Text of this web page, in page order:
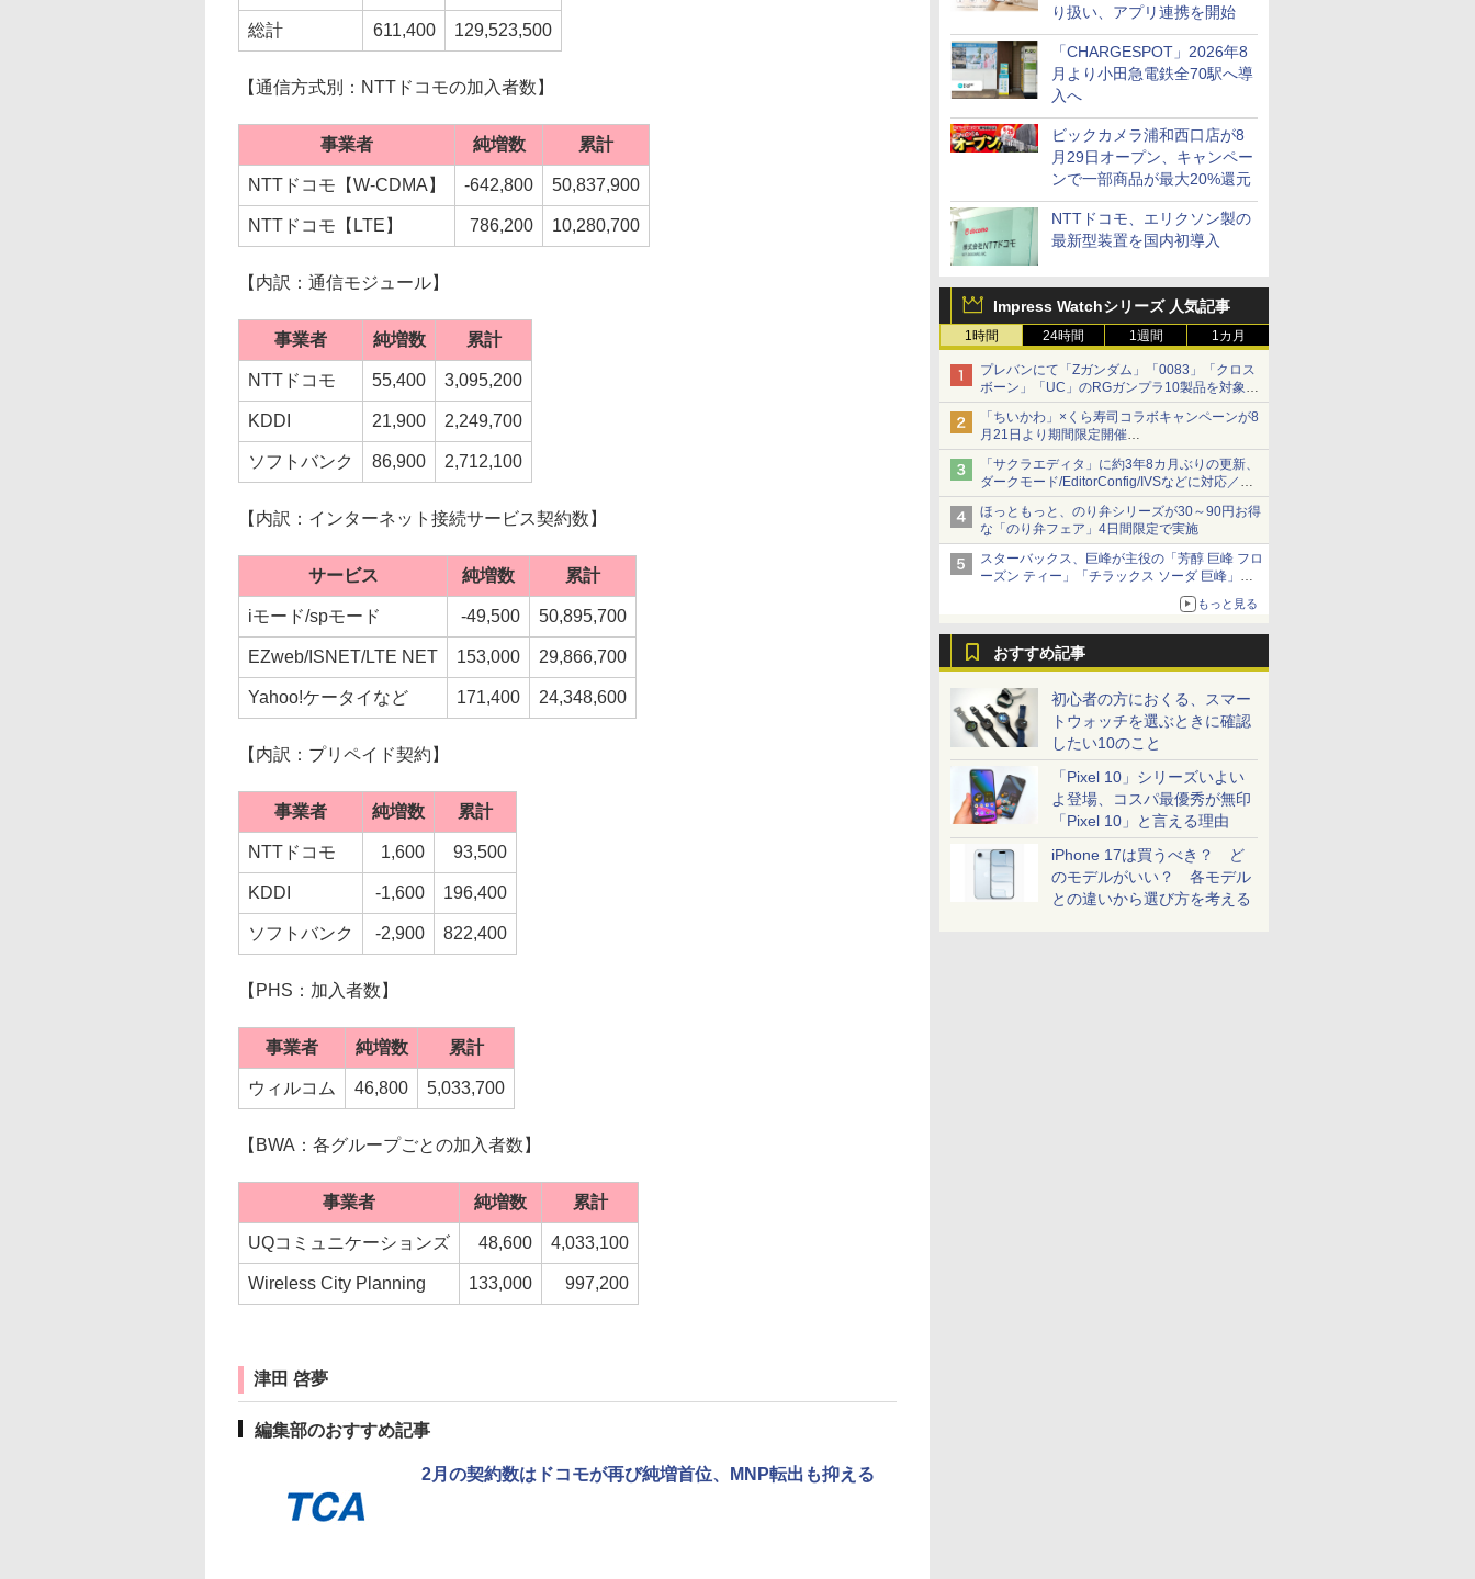
り扱い、アプリ連携を開始
「CHARGESPOT」2026年8
月より小田急電鉄全70駅へ導
入へ
ビックカメラ浦和西口店が8
月29日オープン、キャンペー
ンで一部商品が最大20%還元
NTTドコモ、エリクソン製の
最新型装置を国内初導入
Impress Watchシリーズ 人気記事
1時間 24時間 1週間 1カ月
プレバンにて「Zガンダム」「0083」「クロス
ボーン」「UC」のRGガンプラ10製品を対象に
した抽選販売が8月10日11時より実施！
「ちいかわ」×くら寿司コラボキャンペーンが8
月21日より期間限定開催
オリジナルの湯呑みや寿司皿が景品に登場！
「サクラエディタ」に約3年8カ月ぶりの更新、
ダークモード/EditorConfig/IVSなどに対応／複
数の脆弱性に対処したセキュリティアップデー
ト
ほっともっと、のり弁シリーズが30～90円お得
な「のり弁フェア」4日間限定で実施
スターバックス、巨峰が主役の「芳醇 巨峰 フロ
ーズン ティー」「チラックス ソーダ 巨峰」発
もっと見る
おすすめ記事
初心者の方におくる、スマー
トウォッチを選ぶときに確認
したい10のこと
「Pixel 10」シリーズいよい
よ登場、コスパ最優秀が無印
「Pixel 10」と言える理由
iPhone 17は買うべき？ ど
のモデルがいい？ 各モデル
との違いから選び方を考える
総計 611,400 129,523,500
【通信方式別：NTTドコモの加入者数】
事業者 純増数 累計
NTTドコモ【W-CDMA】 -642,800 50,837,900
NTTドコモ【LTE】 786,200 10,280,700
【内訳：通信モジュール】
事業者 純増数 累計
NTTドコモ 55,400 3,095,200
KDDI 21,900 2,249,700
ソフトバンク 86,900 2,712,100
【内訳：インターネット接続サービス契約数】
サービス 純増数 累計
iモード/spモード -49,500 50,895,700
EZweb/ISNET/LTE NET 153,000 29,866,700
Yahoo!ケータイなど 171,400 24,348,600
【内訳：プリペイド契約】
事業者 純増数 累計
NTTドコモ 1,600 93,500
KDDI -1,600 196,400
ソフトバンク -2,900 822,400
【PHS：加入者数】
事業者 純増数 累計
ウィルコム 46,800 5,033,700
【BWA：各グループごとの加入者数】
事業者 純増数 累計
UQコミュニケーションズ 48,600 4,033,100
Wireless City Planning 133,000 997,200
津田 啓夢
編集部のおすすめ記事
2月の契約数はドコモが再び純増首位、MNP転出も抑える